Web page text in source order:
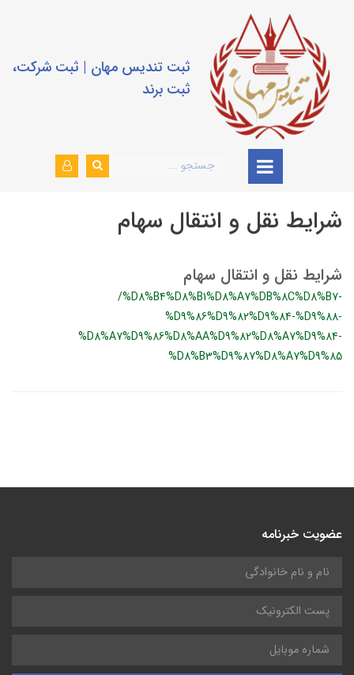
ثبت تندیس مهان | ثبت شرکت،
ثبت برند
شرایط نقل و انتقال سهام
شرایط نقل و انتقال سهام
/%D8%B4%D8%B1%D8%A7%DB%8C%D8%B7-
%D9%86%D9%82%D9%84-%D9%88-
%D8%A7%D9%86%D8%AA%D9%82%D8%A7%D9%84-
%D8%B3%D9%87%D8%A7%D9%85
عضویت خبرنامه